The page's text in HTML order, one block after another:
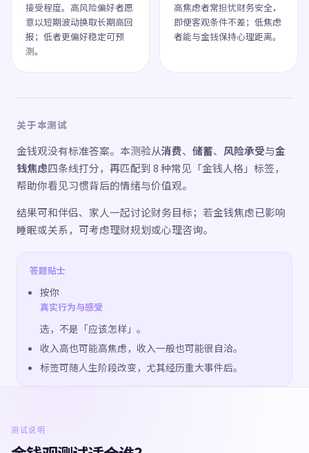
接受程度。高风险偏好者愿
意以短期波动换取长期高回
报；低者更偏好稳定可预
测。
高焦虑者常担忧财务安全，
即便客观条件不差；低焦虑
者能与金钱保持心理距离。
关于本测试
金钱观没有标准答案。本测验从消费、 储蓄、 风险承受与金
钱焦虑四条线打分，再匹配到 8 种常见「金钱人格」标签，
帮助你看见习惯背后的情绪与价值观。
结果可和伴侣、家人一起讨论财务目标；若金钱焦虑已影响
睡眠或关系，可考虑理财规划或心理咨询。
答题贴士
按你
真实行为与感受
选，不是「应该怎样」。
收入高也可能高焦虑，收入一般也可能很自洽。
标签可随人生阶段改变，尤其经历重大事件后。
测试说明